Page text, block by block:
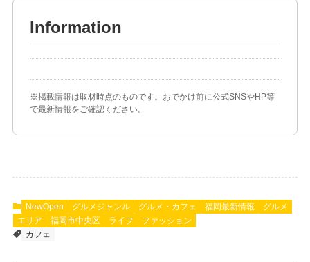
Information
※掲載情報は取材時点のものです。おでかけ前に公式SNSやHP等
で最新情報をご確認ください。
NewOpen グルメジャンル グルメ・カフェ 福岡最新情報
グルメ
エリア
福岡市中央区 ライフ
ファッション
カフェ